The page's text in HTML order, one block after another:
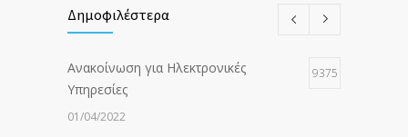
Δημοφιλέστερα
Ανακοίνωση για Ηλεκτρονικές
Υπηρεσίες
9375
01/04/2022